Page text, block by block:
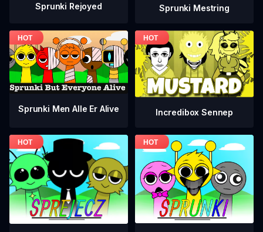
Sprunki Rejoyed Sprunki Mestring
Sprunki Men Alle Er Alive Incredibox Sennep